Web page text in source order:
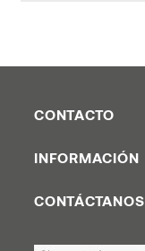
CONTACTO
INFORMACIÓN
CONTÁCTANOS